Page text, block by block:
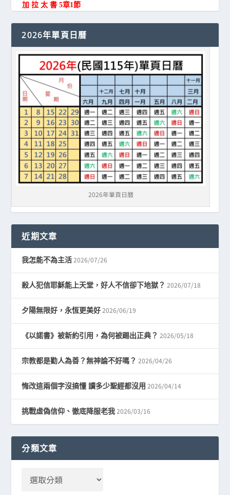
加 拉 太 書 5章1節
2026年單頁日曆
2026年單頁日曆
近期文章
我怎能不為主活 2026/07/26
殺人犯信耶穌能上天堂，好人不信卻下地獄？ 2026/07/18
夕陽無限好，永恆更美好 2026/06/19
《以諾書》被新約引用，為何被踢出正典？ 2026/05/18
宗教都是勸人為善？無神論不好嗎？ 2026/04/26
悔改這兩個字沒搞懂 讀多少聖經都沒用 2026/04/14
挑戰虛偽信仰、徹底降服老我 2026/03/16
分類文章